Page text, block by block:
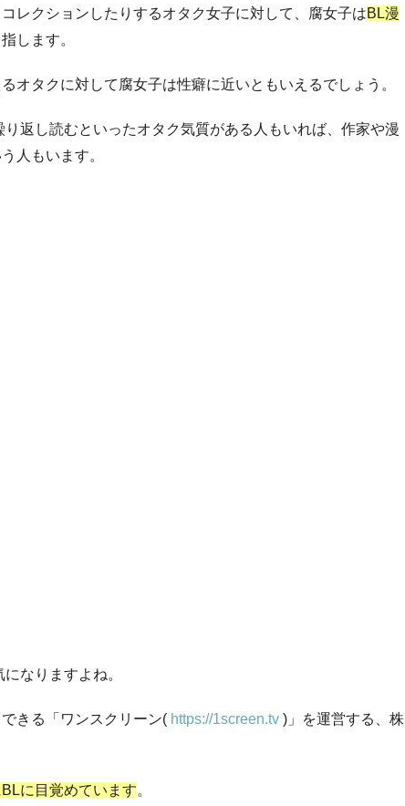
レクションしたりするオタク女子に対して、腐女子はBL漫
します。
オタクに対して腐女子は性癖に近いともいえるでしょう。
返し読むといったオタク気質がある人もいれば、作家や漫
人もいます。
なりますよね。
きる「ワンスクリーン( https://1screen.tv )」を運営する、株
に目覚めています。